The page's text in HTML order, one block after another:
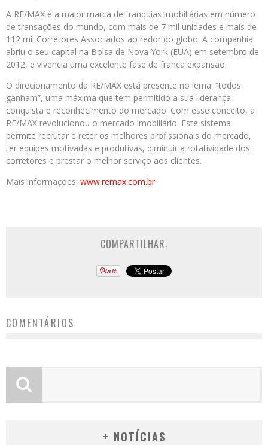
A RE/MAX é a maior marca de franquias imobiliárias em número
de transações do mundo, com mais de 7 mil unidades e mais de
112 mil Corretores Associados ao redor do globo. A companhia
abriu o seu capital na Bolsa de Nova York (EUA) em setembro de
2012, e vivencia uma excelente fase de franca expansão.
O direcionamento da RE/MAX está presente no lema: “todos
ganham”, uma máxima que tem permitido a sua liderança,
conquista e reconhecimento do mercado. Com esse conceito, a
RE/MAX revolucionou o mercado imobiliário. Este sistema
permite recrutar e reter os melhores profissionais do mercado,
ter equipes motivadas e produtivas, diminuir a rotatividade dos
corretores e prestar o melhor serviço aos clientes.
Mais informações: www.remax.com.br
COMPARTILHAR:
COMENTÁRIOS
+ NOTÍCIAS